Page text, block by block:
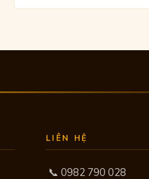
gốc
70.000 ₫.
hiện
là:
LIÊN HỆ
📞 0982 790 028